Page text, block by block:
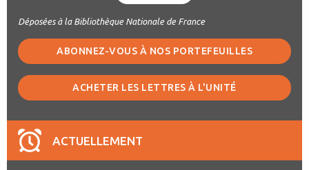
Déposées à la Bibliothèque Nationale de France
ABONNEZ-VOUS À NOS PORTEFEUILLES
ACHETER LES LETTRES À L'UNITÉ
ACTUELLEMENT